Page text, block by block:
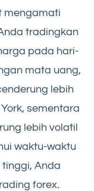
mengamati
tradingkan
pada hari-
mata uang,
lebih
sementara
lebih volatil
waktu-waktu
Anda
forex.